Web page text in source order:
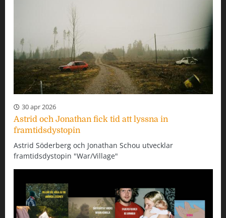
30 apr 2026
Astrid och Jonathan fick tid att lyssna in
framtidsdystopin
Astrid Söderberg och Jonathan Schou utvecklar
framtidsdystopin "War/Village"